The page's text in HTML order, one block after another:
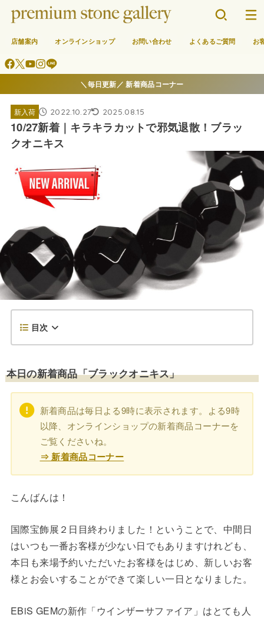
店舗案内 オンラインショップ お問い合わせ よくあるご質問 お
＼毎日更新／ 新着商品コーナー
新入荷 2022.10.27 2025.08.15
10/27新着｜キラキラカットで邪気退散！ブラッ
クオニキス
目次
本日の新着商品「ブラックオニキス」
新着商品は毎日よる9時に表示されます。よる9時
以降、オンラインショップの新着商品コーナーを
ご覧くださいね。
⇒ 新着商品コーナー
こんばんは！
国際宝飾展２日目終わりました！ということで、中間日
はいつも一番お客様が少ない日でもありますけれども、
本日も来場予約いただいたお客様をはじめ、新しいお客
様とお会いすることができて楽しい一日となりました。
EBiS GEMの新作「ウインザーサファイア」はとても人